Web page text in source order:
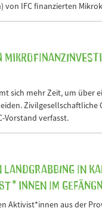
von IFC finanzierten
sich mehr Zeit, um
Vorstand verfasst.
in
im
Aktivist*innen aus der